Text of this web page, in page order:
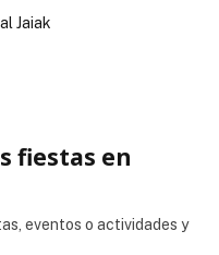
fiestas en
eventos o actividades y